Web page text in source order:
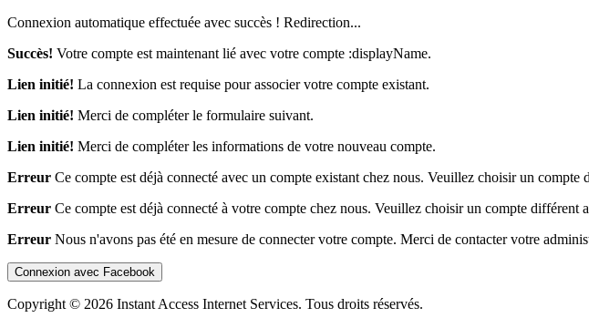
Connexion automatique effectuée avec succès ! Redirection...
Succès! Votre compte est maintenant lié avec votre compte :displayName.
Lien initié! La connexion est requise pour associer votre compte existant.
Lien initié! Merci de compléter le formulaire suivant.
Lien initié! Merci de compléter les informations de votre nouveau compte.
Erreur Ce compte est déjà connecté avec un compte existant chez nous. Veuillez choisir un
Erreur Ce compte est déjà connecté à votre compte chez nous. Veuillez choisir un compte différent
Erreur Nous n'avons pas été en mesure de connecter votre compte. Merci de contacter votre
Connexion avec Facebook
Copyright © 2026 Instant Access Internet Services. Tous droits réservés.